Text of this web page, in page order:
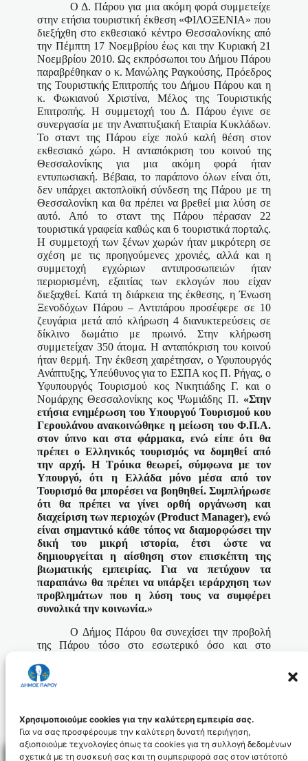
Χρησιμοποιούμε cookies για την καλύτερη εμπειρία σας.
Για να σας προσφέρουμε την καλύτερη δυνατή περιήγηση,
αξιοποιούμε τεχνολογίες όπως τα cookies για τη συλλογή δεδομένων
σχετικά με τη συσκευή σας και τη συμπεριφορά σας στον ιστότοπό
Ο Δ. Πάρου για μια ακόμη φορά συμμετείχε
στην ετήσια τουριστική έκθεση «ΦΙΛΟΞΕΝΙΑ» που
διεξήχθη στο εκθεσιακό κέντρο Θεσσαλονίκης από
την Πέμπτη 17 Νοεμβρίου έως και την Κυριακή 21
Νοεμβρίου 2010. Ως εκπρόσωποι του Δήμου Πάρου
παραβρέθηκαν ο κ. Μανώλης Ραγκούσης, Πρόεδρος
της Τουριστικής Επιτροπής του Δήμου Πάρου και η
κ. Φωκιανού Χριστίνα, Μέλος της Τουριστικής
Επιτροπής. Η συμμετοχή του Δ. Πάρου έγινε σε
συνεργασία με την Αναπτυξιακή Εταιρία Κυκλάδων.
Το σταντ της Πάρου είχε πολύ καλή θέση στον
εκθεσιακό χώρο. Η ανταπόκριση του κοινού της
Θεσσαλονίκης για μια ακόμη φορά ήταν
εντυπωσιακή. Βέβαια, το παράπονο όλων είναι ότι,
δεν υπάρχει ακτοπλοϊκή σύνδεση της Πάρου με τη
Θεσσαλονίκη και θα πρέπει να βρεθεί μια λύση σε
αυτό. Από το σταντ της Πάρου πέρασαν 22
τουριστικά γραφεία καθώς και 6 τουριστικά πορταλς.
Η συμμετοχή των ξένων χωρών ήταν μικρότερη σε
σχέση με τις προηγούμενες χρονιές, αλλά και η
συμμετοχή εγχώριων αντιπροσωπειών ήταν
περιορισμένη, εξαιτίας των εκλογών που είχαν
διεξαχθεί. Κατά τη διάρκεια της έκθεσης, η Ένωση
Ξενοδόχων Πάρου – Αντιπάρου προσέφερε σε 10
ζευγάρια μετά από κλήρωση 4 διανυκτερεύσεις σε
δίκλινο δωμάτιο με πρωινό. Στην κλήρωση
συμμετείχαν 350 άτομα. Η ανταπόκριση του κοινού
ήταν θερμή. Tην έκθεση χαιρέτησαν, ο Υφυπουργός
Ανάπτυξης, Υπεύθυνος για το ΕΣΠΑ κος Π. Ρήγας, ο
Υφυπουργός Τουρισμού κος Νικητιάδης Γ. και ο
Νομάρχης Θεσσαλονίκης κος Ψωμιάδης Π. «Στην
ετήσια ενημέρωση του Υπουργού Τουρισμού κου
Γερουλάνου ανακοινώθηκε η μείωση του Φ.Π.Α.
στον ύπνο και στα φάρμακα, ενώ είπε ότι θα
πρέπει ο Ελληνικός τουρισμός να δομηθεί από
την αρχή. Η Τρόικα θεωρεί, σύμφωνα με τον
Υπουργό, ότι η Ελλάδα μόνο μέσα από τον
Τουρισμό θα μπορέσει να βοηθηθεί. Συμπλήρωσε
ότι θα πρέπει να γίνει ορθή οργάνωση και
διαχείριση των περιοχών (Product Manager), ενώ
είναι σημαντικό κάθε τόπος να διαμορφώσει την
δική του μικρή ιστορία, έτσι ώστε να
δημιουργείται η αίσθηση στον επισκέπτη της
βιωματικής εμπειρίας. Για να πετύχουν τα
παραπάνω θα πρέπει να υπάρξει ιεράρχηση των
προβλημάτων που η λύση τους να συμφέρει
συνολικά την κοινωνία.»
Ο Δήμος Πάρου θα συνεχίσει την προβολή
της Πάρου τόσο στο εσωτερικό όσο και στο
βοηθήσει στην πληρέστερη πληροφόρηση και
παρουσίαση του νησιού μας.